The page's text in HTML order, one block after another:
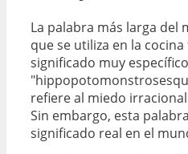
La palabra más larga del
que se utiliza en la
significado muy
refiere al miedo
Sin embargo, esta
significado real en el